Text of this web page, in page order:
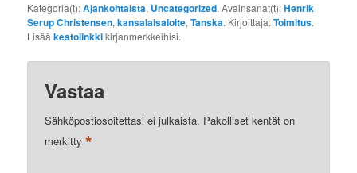
Kategoria(t):Ajankohtaista, Uncategorized. Avainsanat(t):Henrik
Serup Christensen,kansalaisaloite,Tanska. Kirjoittaja:Toimitus.
Lisääkestolinkkikirjanmerkkeihisi.
Vastaa
Sähköpostiosoitettasi ei julkaista. Pakolliset kentät on
merkitty*